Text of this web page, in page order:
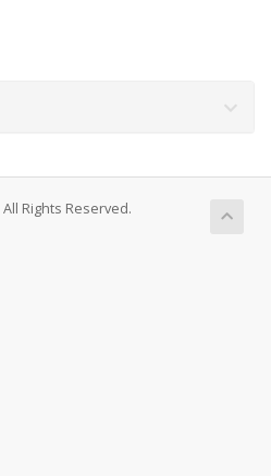
Rights Reserved.